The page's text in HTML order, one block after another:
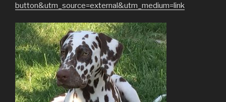
button&utm_source=external&utm_medium=link